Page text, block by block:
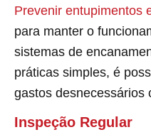
Prevenir entupimentos
para manter o
sistemas de
práticas simples, é
gastos desnecessários
Inspeção Regular